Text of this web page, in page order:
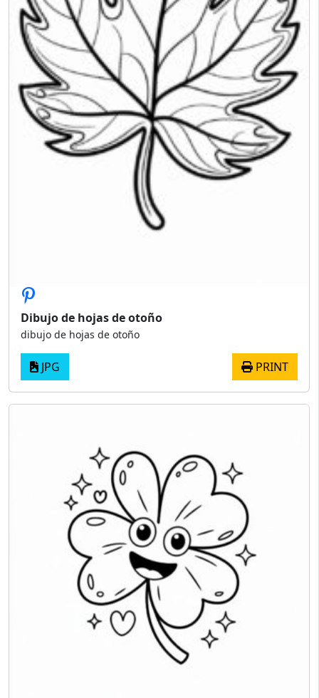
Dibujo de hojas de otoño
dibujo de hojas de otoño
JPG PRINT